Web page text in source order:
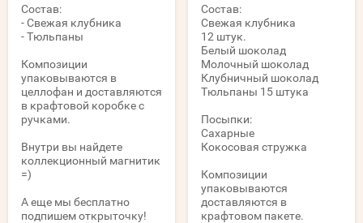
Состав:
- Свежая клубника
- Тюльпаны
Композиции
упаковываются в
целлофан и доставляются
в крафтовой коробке с
ручками.
Внутри вы найдете
коллекционный магнитик
=)
А еще мы бесплатно
подпишем открыточку!
Состав:
Свежая клубника
12 штук.
Белый шоколад
Молочный шоколад
Клубничный шоколад
Тюльпаны 15 штука
Посыпки:
Сахарные
Кокосовая стружка
Композиции
упаковываются
доставляются в
крафтовом пакете.